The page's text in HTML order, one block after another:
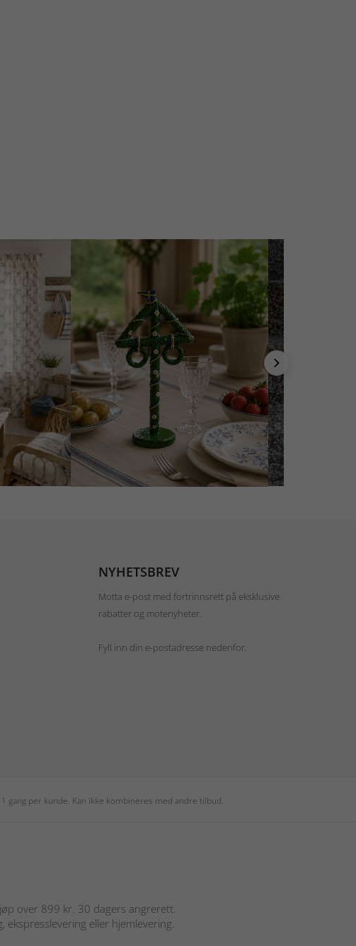
NYHETSBREV
Motta e-post med fortrinnsrett på eksklusive
rabatter og motenyheter.
Fyll inn din e-postadresse nedenfor.
gang per kunde. Kan ikke kombineres med andre tilbud.
over 899 kr. 30 dagers angrerett.
eller hjemlevering.